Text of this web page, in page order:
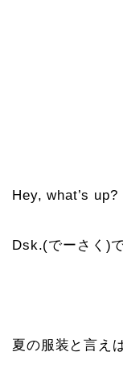
Hey, what’s up?
Dsk.(でーさく)で
夏の服装と言え